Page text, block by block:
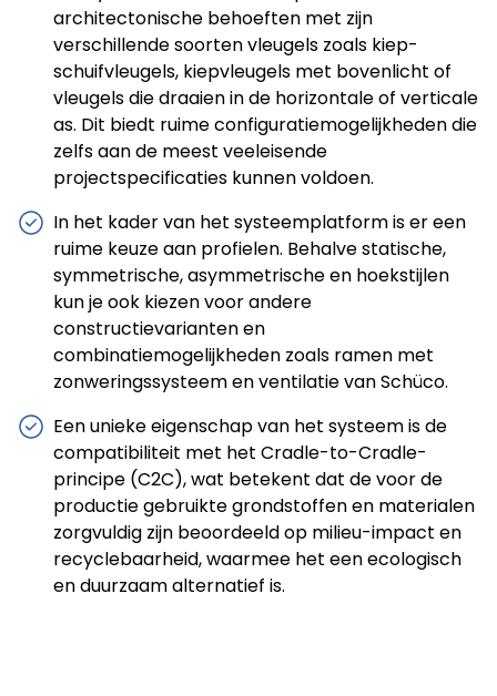
architectonische behoeften met zijn
verschillende soorten vleugels zoals kiep-
schuifvleugels, kiepvleugels met bovenlicht of
vleugels die draaien in de horizontale of verticale
as. Dit biedt ruime configuratiemogelijkheden die
zelfs aan de meest veeleisende
projectspecificaties kunnen voldoen.
In het kader van het systeemplatform is er een
ruime keuze aan profielen. Behalve statische,
symmetrische, asymmetrische en hoekstijlen
kun je ook kiezen voor andere
constructievarianten en
combinatiemogelijkheden zoals ramen met
zonweringssysteem en ventilatie van Schüco.
Een unieke eigenschap van het systeem is de
compatibiliteit met het Cradle-to-Cradle-
principe (C2C), wat betekent dat de voor de
productie gebruikte grondstoffen en materialen
zorgvuldig zijn beoordeeld op milieu-impact en
recyclebaarheid, waarmee het een ecologisch
en duurzaam alternatief is.